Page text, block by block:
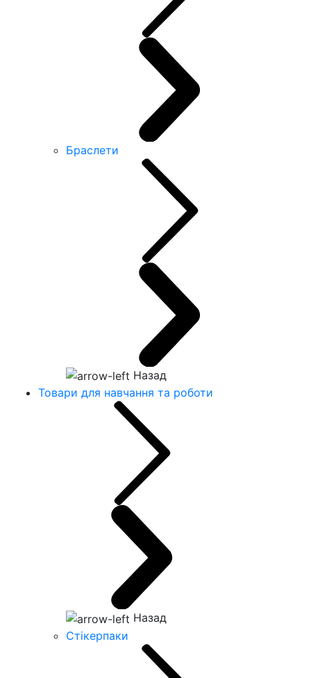
Браслети
Назад
Товари для навчання та роботи
Назад
Стікерпаки